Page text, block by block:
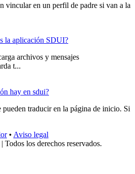
vincular en un perfil de padre si van a la
la aplicación SDUI?
archivos y mensajes
t...
hay en sdui?
traducir en la página de inicio. Si
• Aviso legal
los derechos reservados.